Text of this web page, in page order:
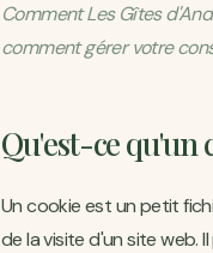
Comment Les Gîtes
comment gérer votre
Qu'est-ce qu'un
Un cookie est un petit
de la visite d'un site web.